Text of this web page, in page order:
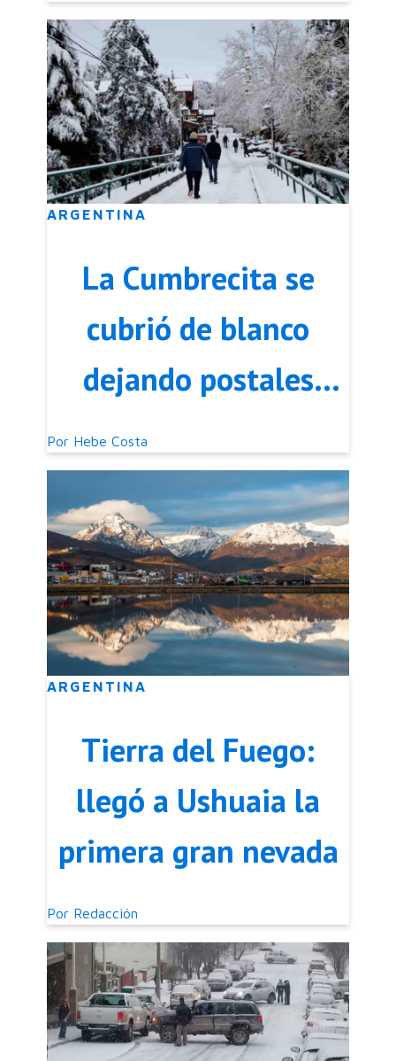
ARGENTINA
La Cumbrecita se
cubrió de blanco
dejando postales
increíbles
Por Hebe Costa
ARGENTINA
Tierra del Fuego:
llegó a Ushuaia la
primera gran nevada
Por Redacción